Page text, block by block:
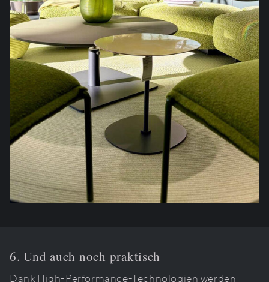
6. Und auch noch praktisch
Dank High-Performance-Technologien werden